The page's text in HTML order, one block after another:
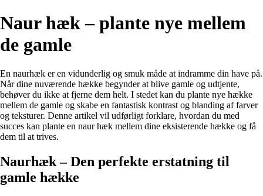
Naur hæk – plante nye mellem
de gamle
En naurhæk er en vidunderlig og smuk måde at indramme din have på.
Når dine nuværende hække begynder at blive gamle og udtjente,
behøver du ikke at fjerne dem helt. I stedet kan du plante nye hække
mellem de gamle og skabe en fantastisk kontrast og blanding af farver
og teksturer. Denne artikel vil udførligt forklare, hvordan du med
succes kan plante en naur hæk mellem dine eksisterende hække og få
dem til at trives.
Naurhæk – Den perfekte erstatning til
gamle hække